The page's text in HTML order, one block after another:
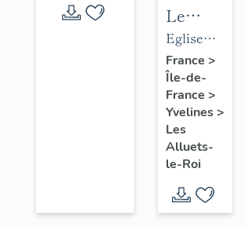
Le
mobilier
de
l'église
Saint-
Nicolas
Eglise
paroissiale
Saint-
Nicolas
France >
Île-de-
France >
Yvelines>
Les
Alluets-
le-Roi